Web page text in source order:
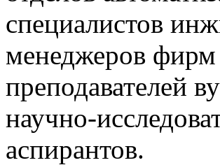
специалистов
менеджеров фирм
преподавателей
научно-
аспирантов.